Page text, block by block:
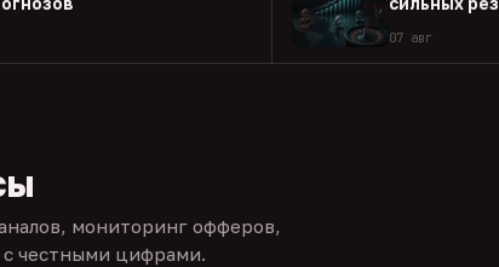
сильных
07 авг
мониторинг офферов,
с честными цифрами.